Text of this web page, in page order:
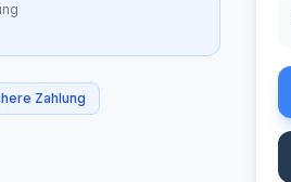
Zahlung